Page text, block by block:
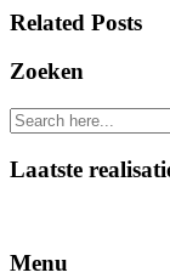
Related Posts
Zoeken
Laatste
Menu